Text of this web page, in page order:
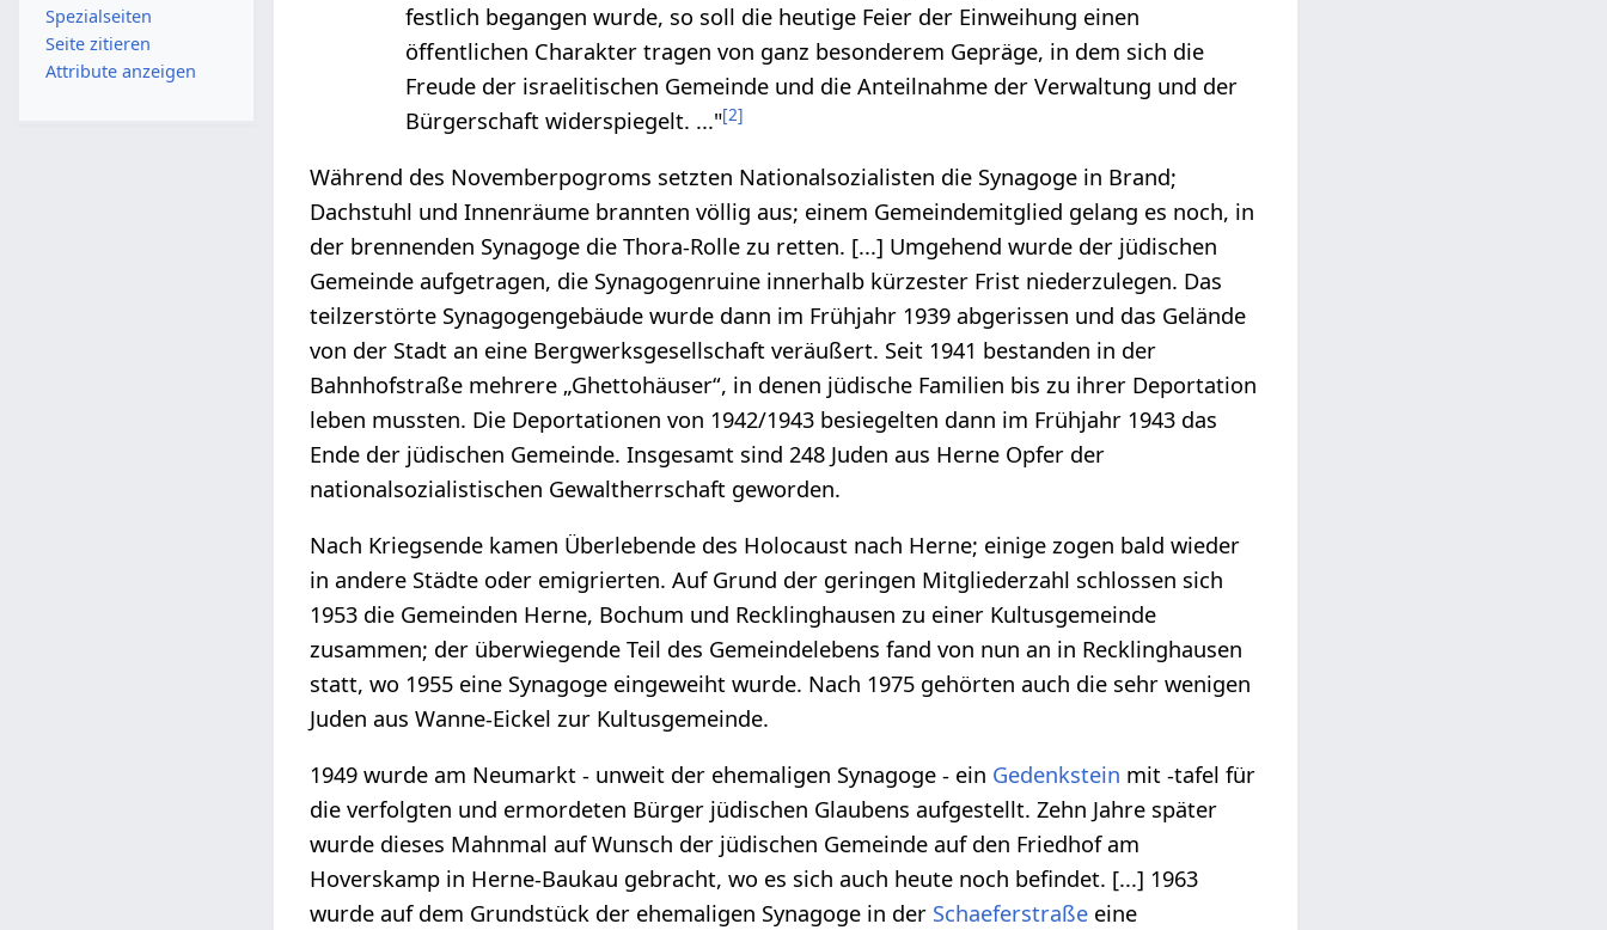
festlich begangen wurde, so soll die heutige Feier der Einweihung einen
öffentlichen Charakter tragen von ganz besonderem Gepräge, in dem sich die
Freude der israelitischen Gemeinde und die Anteilnahme der Verwaltung und der
Bürgerschaft widerspiegelt. ..."[2]
Während des Novemberpogroms setzten Nationalsozialisten die Synagoge in Brand;
Dachstuhl und Innenräume brannten völlig aus; einem Gemeindemitglied gelang es noch, in
der brennenden Synagoge die Thora-Rolle zu retten. [...] Umgehend wurde der jüdischen
Gemeinde aufgetragen, die Synagogenruine innerhalb kürzester Frist niederzulegen. Das
teilzerstörte Synagogengebäude wurde dann im Frühjahr 1939 abgerissen und das Gelände
von der Stadt an eine Bergwerksgesellschaft veräußert. Seit 1941 bestanden in der
Bahnhofstraße mehrere „Ghettohäuser“, in denen jüdische Familien bis zu ihrer Deportation
leben mussten. Die Deportationen von 1942/1943 besiegelten dann im Frühjahr 1943 das
Ende der jüdischen Gemeinde. Insgesamt sind 248 Juden aus Herne Opfer der
nationalsozialistischen Gewaltherrschaft geworden.
Nach Kriegsende kamen Überlebende des Holocaust nach Herne; einige zogen bald wieder
in andere Städte oder emigrierten. Auf Grund der geringen Mitgliederzahl schlossen sich
1953 die Gemeinden Herne, Bochum und Recklinghausen zu einer Kultusgemeinde
zusammen; der überwiegende Teil des Gemeindelebens fand von nun an in Recklinghausen
statt, wo 1955 eine Synagoge eingeweiht wurde. Nach 1975 gehörten auch die sehr wenigen
Juden aus Wanne-Eickel zur Kultusgemeinde.
1949 wurde am Neumarkt - unweit der ehemaligen Synagoge - ein Gedenkstein mit -tafel für
die verfolgten und ermordeten Bürger jüdischen Glaubens aufgestellt. Zehn Jahre später
wurde dieses Mahnmal auf Wunsch der jüdischen Gemeinde auf den Friedhof am
Hoverskamp in Herne-Baukau gebracht, wo es sich auch heute noch befindet. [...] 1963
wurde auf dem Grundstück der ehemaligen Synagoge in der Schaeferstraße eine
Spezialseiten
Seite zitieren
Attribute anzeigen